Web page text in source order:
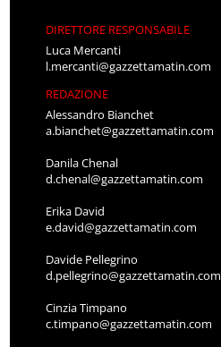
DIRETTORE RESPONSABILE
Luca Mercanti
l.mercanti@gazzettamatin.com
REDAZIONE
Alessandro Bianchet
a.bianchet@gazzettamatin.com
Danila Chenal
d.chenal@gazzettamatin.com
Erika David
e.david@gazzettamatin.com
Davide Pellegrino
d.pellegrino@gazzettamatin.com
Cinzia Timpano
c.timpano@gazzettamatin.com